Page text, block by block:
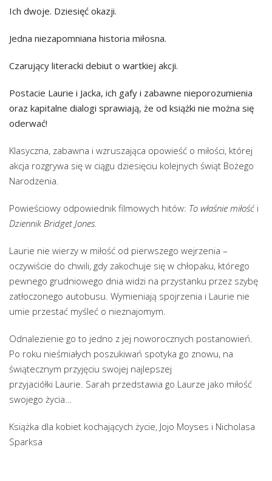
Ich dwoje. Dziesięć okazji.
Jedna niezapomniana historia miłosna.
Czarujący literacki debiut o wartkiej akcji.
Postacie Laurie i Jacka, ich gafy i zabawne nieporozumienia
oraz kapitalne dialogi sprawiają, że od książki nie można się
oderwać!
Klasyczna, zabawna i wzruszająca opowieść o miłości, której
akcja rozgrywa się w ciągu dziesięciu kolejnych świąt Bożego
Narodzenia.
Powieściowy odpowiednik filmowych hitów: To właśnie miłość i
Dziennik Bridget Jones.
Laurie nie wierzy w miłość od pierwszego wejrzenia –
oczywiście do chwili, gdy zakochuje się w chłopaku, którego
pewnego grudniowego dnia widzi na przystanku przez szybę
zatłoczonego autobusu. Wymieniają spojrzenia i Laurie nie
umie przestać myśleć o nieznajomym.
Odnalezienie go to jedno z jej noworocznych postanowień.
Po roku nieśmiałych poszukiwań spotyka go znowu, na
świątecznym przyjęciu swojej najlepszej
przyjaciółki Laurie. Sarah przedstawia go Laurze jako miłość
swojego życia…
Książka dla kobiet kochających życie, Jojo Moyses i Nicholasa
Sparksa